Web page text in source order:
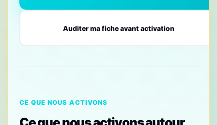
Auditer ma fiche avant activation
CE QUE NOUS ACTIVONS